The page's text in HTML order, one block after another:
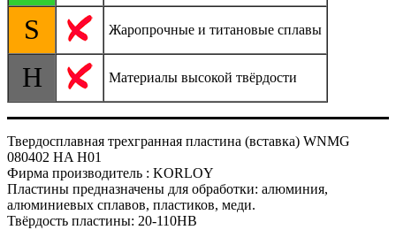
S Жаропрочные и титановые сплавы
H Материалы высокой твёрдости
Твердосплавная трехгранная пластина (вставка) WNMG
080402 HA H01
Фирма производитель : KORLOY
Пластины предназначены для обработки: алюминия,
алюминиевых сплавов, пластиков, меди.
Твёрдость пластины: 20-110HB